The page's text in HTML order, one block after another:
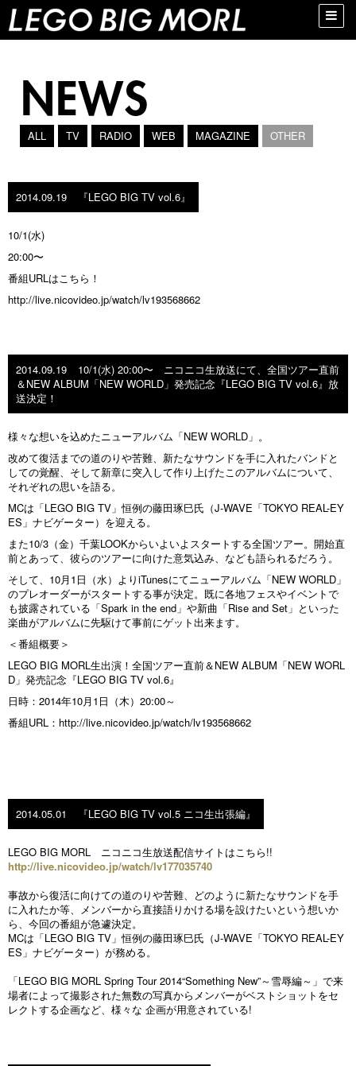
Toggle
ALL TV RADIO WEB MAGAZINE OTHER
2014.09.19 『LEGO BIG TV vol.6』
10/1(水)
20:00〜
番組URLはこちら！
http://live.nicovideo.jp/watch/lv193568662
2014.09.19
10/1(水) 20:00〜 ニコニコ生放送にて、全国ツアー直前
＆NEW ALBUM「NEW WORLD」発売記念『LEGO BIG TV vol.6』放
送決定！
様々な想いを込めたニューアルバム「NEW WORLD」。
改めて復活までの道のりや苦難、新たなサウンドを手に入れたバンドと
しての覚醒、そして新章に突入して作り上げたこのアルバムについて、
それぞれの思いを語る。
MCは「LEGO BIG TV」恒例の藤田琢巳氏（J-WAVE「TOKYO REAL-EY
ES」ナビゲーター）を迎える。
また10/3（金）千葉LOOKからいよいよスタートする全国ツアー。開始直
前とあって、彼らのツアーに向けた意気込み、なども語られるだろう。
そして、10月1日（水）よりiTunesにてニューアルバム「NEW WORLD」
のプレオーダーがスタートする事が決定。既に各地フェスやイベントで
も披露されている「Spark in the end」や新曲「Rise and Set」といった
楽曲がアルバムに先駆けて事前にゲット出来ます。
＜番組概要＞
LEGO BIG MORL生出演！全国ツアー直前＆NEW ALBUM「NEW WORL
D」発売記念『LEGO BIG TV vol.6』
日時：2014年10月1日（木）20:00～
番組URL： http://live.nicovideo.jp/watch/lv193568662
2014.05.01 『LEGO BIG TV vol.5 ニコ生出張編』
LEGO BIG MORL ニコニコ生放送配信サイトはこちら!!
http://live.nicovideo.jp/watch/lv177035740
事故から復活に向けての道のりや苦難、どのように新たなサウンドを手
に入れたか等、メンバーから直接語りかける場を設けたいという想いか
ら、今回の番組が急遽決定。
MCは「LEGO BIG TV」恒例の藤田琢巳氏（J-WAVE「TOKYO REAL-EY
ES」ナビゲーター）が務める。
「LEGO BIG MORL Spring Tour 2014“Something New”～雪辱編～」で来
場者によって撮影された無数の写真からメンバーがベストショットをセ
レクトする企画など、様々な 企画が用意されている!